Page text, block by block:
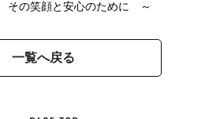
の笑顔と安心のために ～
一覧へ戻る